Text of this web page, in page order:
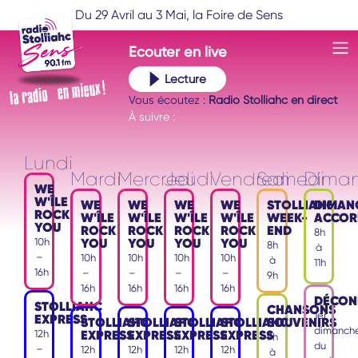
Du 29 Avril au 3 Mai, la Foire de Sens
Ecouteren live
Lecture
Vous écoutez : Radio Stolliahc en direct
À suivre :
Lundi
WE
W'ÎLE
ROCK
YOU
10h
–
16h
STOLLIAHC
EXPRESS
12h
–
Mardi
WE
W'ÎLE
ROCK
YOU
10h
–
16h
STOLLIAHC
EXPRESS
12h
Mercredi
WE
W'ÎLE
ROCK
YOU
10h
–
16h
STOLLIAHC
EXPRESS
12h
Jeudi
WE
W'ÎLE
ROCK
YOU
10h
–
16h
STOLLIAHC
EXPRESS
12h
Vendredi
WE
W'ÎLE
ROCK
YOU
10h
–
16h
STOLLIAHC
EXPRESS
12h
Samedi
STOLLIAHC
WEEK-
END
8h
à
9h
CHANSONS
SOUVENIRS
9h
à
8h
à
11h
1er
du